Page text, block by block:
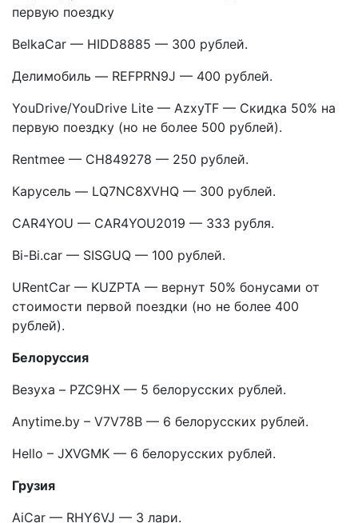
первую поездку
BelkaCar — HIDD8885 — 300 рублей.
Делимобиль — REFPRN9J — 400 рублей.
YouDrive/YouDrive Lite — AzxyTF — Скидка 50% на
первую поездку (но не более 500 рублей).
Rentmee — CH849278 — 250 рублей.
Карусель — LQ7NC8XVHQ — 300 рублей.
CAR4YOU — CAR4YOU2019 — 333 рубля.
Bi-Bi.car — SISGUQ — 100 рублей.
URentCar — KUZPTA — вернут 50% бонусами от
стоимости первой поездки (но не более 400
рублей).
Белоруссия
Везуха – PZC9HX — 5 белорусских рублей.
Anytime.by – V7V78B — 6 белорусских рублей.
Hello – JXVGMK — 6 белорусских рублей.
Грузия
AiCar — RHY6VJ — 3 лари.